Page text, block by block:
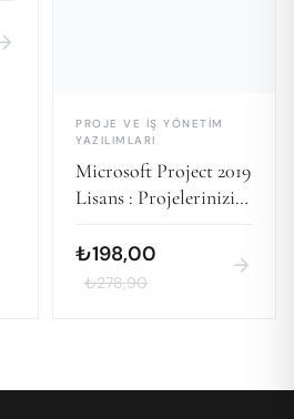
PROJE VE İŞ YÖNETIM
YAZILIMLARI
Microsoft Project 2019
Lisans : Projelerinizi
Yönetin
₺198,00
₺278,90
arrow_forward